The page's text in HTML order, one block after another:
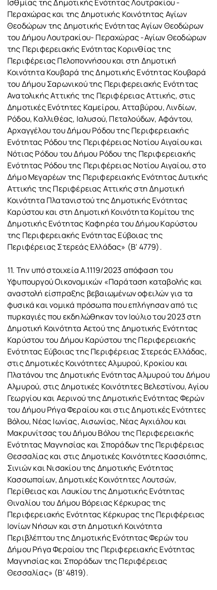
Ισθμίας της Δημοτικής Ενότητας Λουτρακίου -
Περαχώρας και της Δημοτικής Κοινότητας Αγίων
Θεοδώρων της Δημοτικής Ενότητας Αγίων Θεοδώρων
του Δήμου Λουτρακίου- Περαχώρας -Αγίων Θεοδώρων
της Περιφερειακής Ενότητας Κορινθίας της
Περιφέρειας Πελοποννήσου και στη Δημοτική
Κοινότητα Κουβαρά της Δημοτικής Ενότητας Κουβαρά
του Δήμου Σαρωνικού της Περιφερειακής Ενότητας
Ανατολικής Αττικής της Περιφέρειας Αττικής, στις
Δημοτικές Ενότητες Καμείρου, Ατταβύρου, Λινδίων,
Ρόδου, Καλλιθέας, Ιαλυσού, Πεταλούδων, Αφάντου,
Αρχαγγέλου του Δήμου Ρόδου της Περιφερειακής
Ενότητας Ρόδου της Περιφέρειας Νοτίου Αιγαίου και
Νότιας Ρόδου του Δήμου Ρόδου της Περιφερειακής
Ενότητας Ρόδου της Περιφέρειας Νοτίου Αιγαίου, στο
Δήμο Μεγαρέων της Περιφερειακής Ενότητας Δυτικής
Αττικής της Περιφέρειας Αττικής στη Δημοτική
Κοινότητα Πλατανιστού της Δημοτικής Ενότητας
Καρύστου και στη Δημοτική Κοινότητα Κομίτου της
Δημοτικής Ενότητας Καφηρέα του Δήμου Καρύστου
της Περιφερειακής Ενότητας Εύβοιας της
Περιφέρειας Στερεάς Ελλάδας» (Β' 4779).
11. Την υπό στοιχεία Α.1119/2023 απόφαση του
Υφυπουργού Οικονομικών «Παράταση καταβολής και
αναστολή είσπραξης βεβαιωμένων οφειλών για τα
φυσικά και νομικά πρόσωπα που επλήγησαν από τις
πυρκαγιές που εκδηλώθηκαν τον Ιούλιο του 2023 στη
Δημοτική Κοινότητα Αετού της Δημοτικής Ενότητας
Καρύστου του Δήμου Καρύστου της Περιφερειακής
Ενότητας Εύβοιας της Περιφέρειας Στερεάς Ελλάδας,
στις Δημοτικές Κοινότητες Αλμυρού, Κροκίου και
Πλατάνου της Δημοτικής Ενότητας Αλμυρού του Δήμου
Αλμυρού, στις Δημοτικές Κοινότητες Βελεστίνου, Αγίου
Γεωργίου και Αερινού της Δημοτικής Ενότητας Φερών
του Δήμου Ρήγα Φεραίου και στις Δημοτικές Ενότητες
Βόλου, Νέας Ιωνίας, Αισωνίας, Νέας Αγχιάλου και
Μακρυνίτσας του Δήμου Βόλου της Περιφερειακής
Ενότητας Μαγνησίας και Σποράδων της Περιφέρειας
Θεσσαλίας και στις Δημοτικές Κοινότητες Κασσιόπης,
Σινιών και Νισακίου της Δημοτικής Ενότητας
Κασσωπαίων, Δημοτικές Κοινότητες Λουτσών,
Περίθειας και Λαυκίου της Δημοτικής Ενότητας
Θιναλίου του Δήμου Βόρειας Κέρκυρας της
Περιφερειακής Ενότητας Κέρκυρας της Περιφέρειας
Ιονίων Νήσων και στη Δημοτική Κοινότητα
Περιβλέπτου της Δημοτικής Ενότητας Φερών του
Δήμου Ρήγα Φεραίου της Περιφερειακής Ενότητας
Μαγνησίας και Σποράδων της Περιφέρειας
Θεσσαλίας» (Β' 4819).